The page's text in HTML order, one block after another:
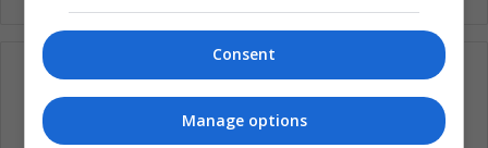
Suscríbete a nuestra lista de correos
Consent
Manage options